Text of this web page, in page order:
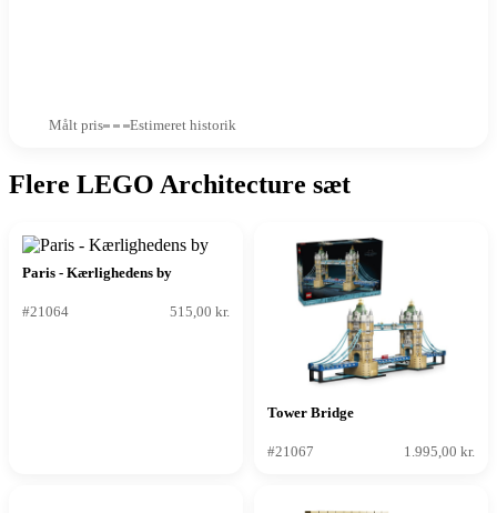
Målt pris Estimeret historik
Flere LEGO Architecture sæt
Paris - Kærlighedens by
#21064 515,00 kr.
Tower Bridge
#21067 1.995,00 kr.